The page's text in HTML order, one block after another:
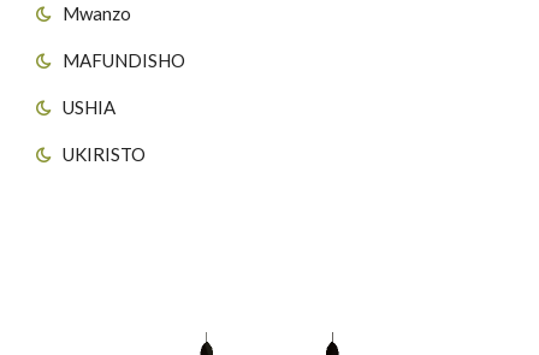
Mwanzo
MAFUNDISHO
USHIA
UKIRISTO